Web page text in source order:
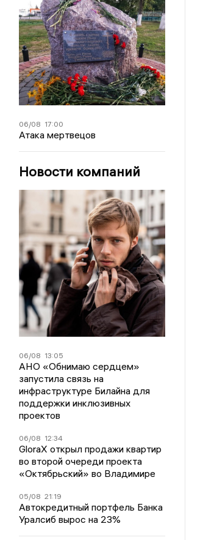
06/08 17:00
Атака мертвецов
Новости компаний
06/08 13:05
АНО «Обнимаю сердцем»
запустила связь на
инфраструктуре Билайна для
поддержки инклюзивных
проектов
06/08 12:34
GloraX открыл продажи квартир
во второй очереди проекта
«Октябрьский» во Владимире
05/08 21:19
Автокредитный портфель Банка
Уралсиб вырос на 23%